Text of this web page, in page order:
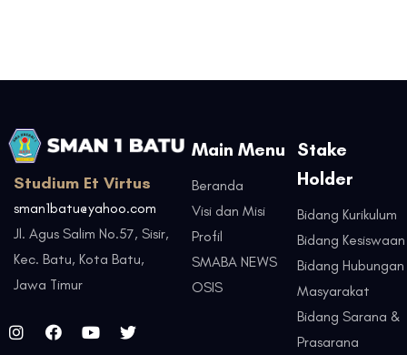
Studium Et Virtus
sman1batu@yahoo.com
Jl. Agus Salim No.57, Sisir,
Kec. Batu, Kota Batu,
Jawa Timur
Main Menu
Beranda
Visi dan Misi
Profil
SMABA NEWS
OSIS
Stake
Holder
Bidang Kurikulum
Bidang Kesiswaan
Bidang Hubungan
Masyarakat
Bidang Sarana &
Prasarana